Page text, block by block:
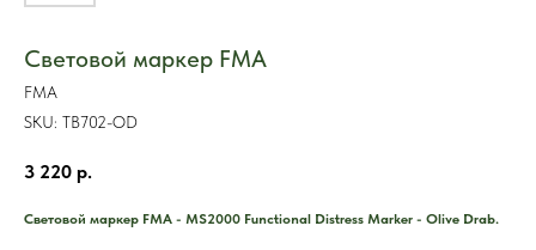
Световой маркер FMA
FMA
SKU: TB702-OD
3 220 р.
Световой маркер FMA - MS2000 Functional Distress Marker - Olive Drab.